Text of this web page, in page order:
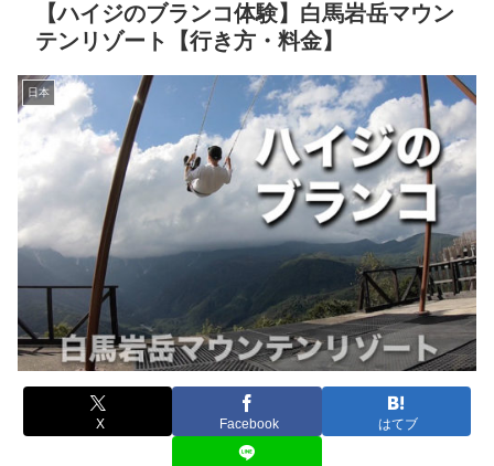
【ハイジのブランコ体験】白馬岩岳マウン
テンリゾート【行き方・料金】
日本
X Facebook はてブ